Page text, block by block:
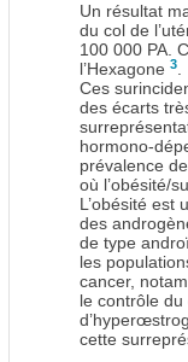
Un résultat
du col de
100 000 PA.
l’Hexagone 3
Ces
des écarts
hormono-
prévalence
où l’obésité/
L’obésité
des
de type
les
cancer,
le contrôle du
cette